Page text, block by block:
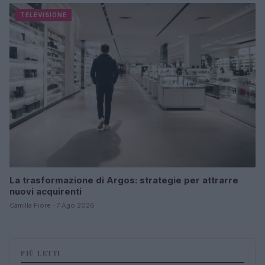
TELEVISIONE
La trasformazione di Argos: strategie per attrarre
nuovi acquirenti
Camilla Fiore · 7 Ago 2026
PIÙ LETTI